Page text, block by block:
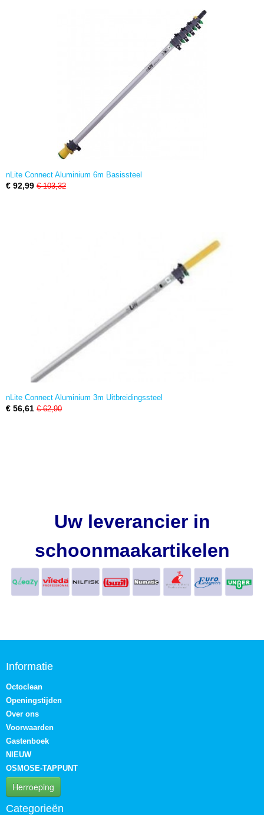
nLite Connect Aluminium 6m Basissteel
€ 92,99 € 103,32
nLite Connect Aluminium 3m Uitbreidingssteel
€ 56,61 € 62,90
Uw leverancier in
schoonmaakartikelen
Informatie
Octoclean
Openingstijden
Over ons
Voorwaarden
Gastenboek
NIEUW
OSMOSE-TAPPUNT
Herroeping
Categorieën